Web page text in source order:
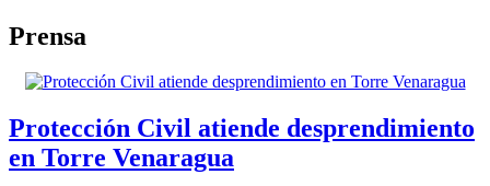
Prensa
Protección Civil atiende desprendimiento
en Torre Venaragua